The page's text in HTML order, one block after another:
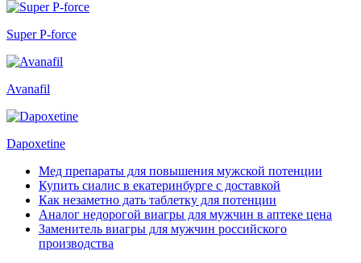
Super P-force
Avanafil
Dapoxetine
Мед препараты для повышения мужской потенции
Купить сиалис в екатеринбурге с доставкой
Как незаметно дать таблетку для потенции
Аналог недорогой виагры для мужчин в аптеке цена
Заменитель виагры для мужчин российского
производства